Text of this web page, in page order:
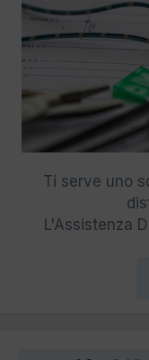
Ti serve uno
L'Assistenza